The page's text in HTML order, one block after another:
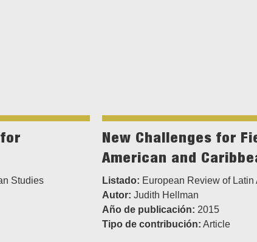
Studies
New Challenges for
American and
Listado: European Review of
Autor: Judith Hellman
Año de publicación: 2015
Tipo de contribución: Article